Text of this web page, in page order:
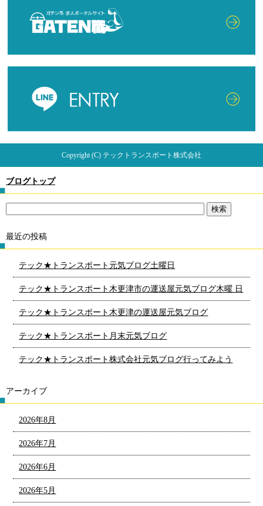
Copyright (C) テックトランスポート株式会社
ブログトップ
最近の投稿
テック★トランスポート元気ブログ土曜日
テック★トランスポート木更津市の運送屋元気ブログ木曜 日
テック★トランスポート木更津の運送屋元気ブログ
テック★トランスポート月末元気ブログ
テック★トランスポート株式会社元気ブログ行ってみよう
アーカイブ
2026年8月
2026年7月
2026年6月
2026年5月